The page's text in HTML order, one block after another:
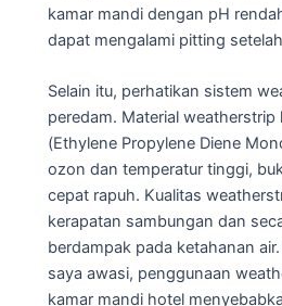
kamar mandi dengan pH
dapat mengalami pitting
Selain itu, perhatikan sistem
peredam. Material weatherstrip
(Ethylene Propylene Diene
ozon dan temperatur tinggi,
cepat rapuh. Kualitas
kerapatan sambungan dan
berdampak pada ketahanan
saya awasi, penggunaan
kamar mandi hotel